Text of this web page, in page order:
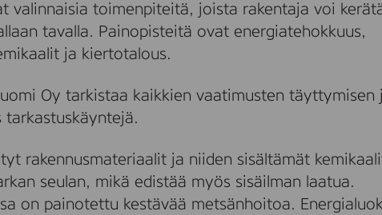
valinnaisia toimenpiteitä, joista rakentaja voi
tavalla. Painopisteitä ovat energiatehokkuus,
ja kiertotalous.
Oy tarkistaa kaikkien vaatimusten täyttymisen
tarkastuskäyntejä.
rakennusmateriaalit ja niiden sisältämät
seulan, mikä edistää myös sisäilman laatua.
on painotettu kestävää metsänhoitoa.